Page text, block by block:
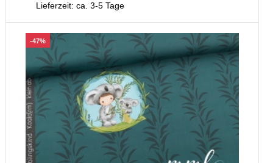
Lieferzeit: ca. 3-5 Tage
-47%